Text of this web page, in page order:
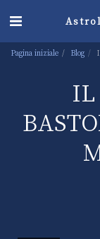
Pagina iniziale Blog
IL